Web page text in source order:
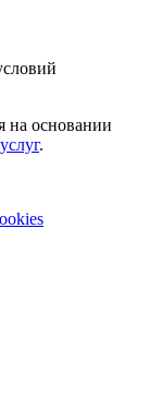
на основании
.